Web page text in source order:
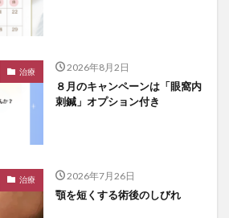
治療 2026年8月2日
８月のキャンペーンは「眼窩内
刺鍼」オプション付き
治療 2026年7月26日
顎を短くする術後のしびれ